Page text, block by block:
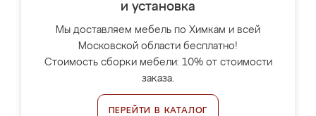
и установка
Мы доставляем мебель по Химкам и всей
Московской области бесплатно!
Стоимость сборки мебели: 10% от стоимости
заказа.
ПЕРЕЙТИ В КАТАЛОГ